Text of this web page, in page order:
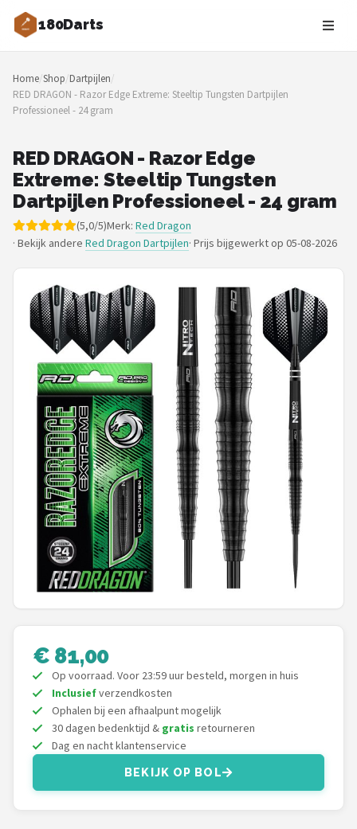
180Darts
Zoeken
NAVIGATIE
Shop
Merken
Blog
Dartspelers
Toernooien
Spelregels
Uitgooilijst
Dartshop
POPULAIRE MERKEN
Target
Winmau
Bull's
Dart
Harrows
KOTO
Unicorn
Red Dragon
Home/Shop/Dartpijlen/
RED DRAGON - Razor Edge Extreme: Steeltip Tungsten Dartpijlen
Professioneel - 24 gram
RED DRAGON - Razor Edge
Extreme: Steeltip Tungsten
Dartpijlen Professioneel - 24 gram
(5,0/5)Merk: Red Dragon
· Bekijk andere Red Dragon Dartpijlen· Prijs bijgewerkt op 05-08-2026
€ 81,00
Op voorraad. Voor 23:59 uur besteld, morgen in huis
Inclusiefverzendkosten
Ophalen bij een afhaalpunt mogelijk
30 dagen bedenktijd & gratis retourneren
Dag en nacht klantenservice
BEKIJK OP BOL